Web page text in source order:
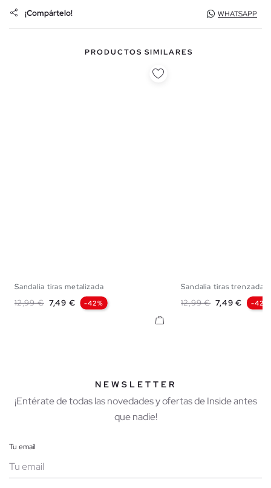
¡Compártelo! WHATSAPP
PRODUCTOS SIMILARES
Sandalia tiras metalizada
Precio base
12,99 € Precio
7,49 € -42%
Sandalia tiras trenzadas
Precio base
12,99 € Precio
7,49 € -42%
NEWSLETTER
¡Entérate de todas las novedades y ofertas de Inside antes
que nadie!
Tu email